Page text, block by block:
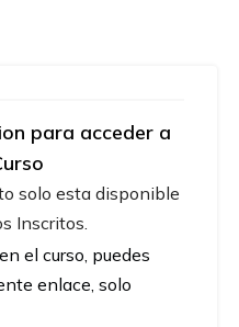
para acceder a
solo esta disponible
Inscritos.
el curso, puedes
enlace, solo